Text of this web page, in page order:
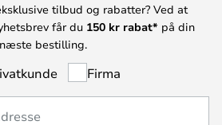
tilbud og rabatter? Ved at
får du 150 kr rabat* på din
næste bestilling.
Firma